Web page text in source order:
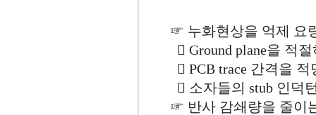
☞ 누화현상을 억제 요
󰂛 Ground plane을 적절
󰂜 PCB trace 간격을 적
󰂝 소자들의 stub 인덕
☞ 반사 감쇄량을 줄이